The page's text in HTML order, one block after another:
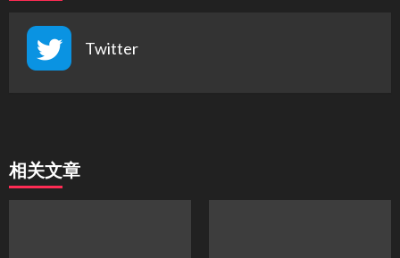
Twitter
相关文章